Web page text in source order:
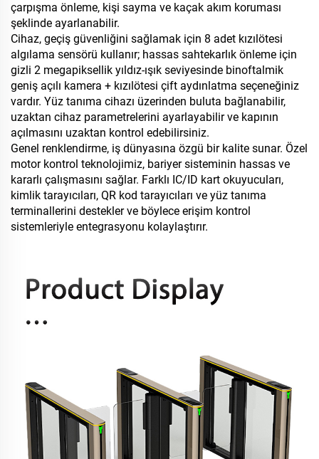
çarpışma önleme, kişi sayma ve kaçak akım koruması
şeklinde ayarlanabilir.
Cihaz, geçiş güvenliğini sağlamak için 8 adet kızılötesi
algılama sensörü kullanır; hassas sahtekarlık önleme için
gizli 2 megapiksellik yıldız-ışık seviyesinde binoftalmik
geniş açılı kamera + kızılötesi çift aydınlatma seçeneğiniz
vardır. Yüz tanıma cihazı üzerinden buluta bağlanabilir,
uzaktan cihaz parametrelerini ayarlayabilir ve kapının
açılmasını uzaktan kontrol edebilirsiniz.
Genel renklendirme, iş dünyasına özgü bir kalite sunar. Özel
motor kontrol teknolojimiz, bariyer sisteminin hassas ve
kararlı çalışmasını sağlar. Farklı IC/ID kart okuyucuları,
kimlik tarayıcıları, QR kod tarayıcıları ve yüz tanıma
terminallerini destekler ve böylece erişim kontrol
sistemleriyle entegrasyonu kolaylaştırır.